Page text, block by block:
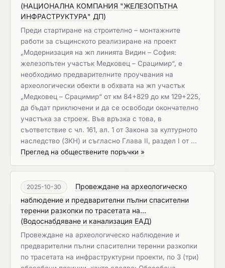
(НАЦИОНАЛНА КОМПАНИЯ "ЖЕЛЕЗОПЪТНА
ИНФРАСТРУКТУРА" ДП)
Преди стартиране на строително – монтажните
работи за същинското реализиране на проект
„Модернизация на жп линията Видин – София:
железопътен участък Медковец – Срацимир“, е
необходимо предварителните проучвания на
археологически обекти в обхвата на жп участък
„Медковец – Срацимир“ от км 84+829 до км 129+225,
да бъдат приключени и да се освободи окончателно
участъка за строеж. Във връзка с това, в
съответствие с чл. 161, ал. 1 от Закона за културното
наследство (ЗКН) и съгласно Глава II, раздел I от …
Преглед на обществените поръчки »
2025-10-30
Провеждане на археологическо
наблюдение и предварителни пълни спасителни
теренни разкопки по трасетата на...
(Водоснабдяване и канализация ЕАД)
Провеждане на археологическо наблюдение и
предварителни пълни спасителни теренни разкопки
по трасетата на инфраструктурни проекти, по 3 (три)